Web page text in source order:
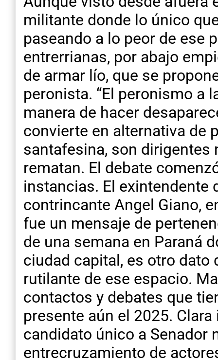
militante donde lo único
paseando a lo peor de ese
entrerrianas, por abajo
de armar lío, que se
peronista. “El peronismo a
manera de hacer
convierte en alternativa de
santafesina, son dirigentes
rematan. El debate
instancias. El exintendente
contrincante Angel Giano,
fue un mensaje de
de una semana en Paraná
ciudad capital, es otro dato
rutilante de ese espacio.
contactos y debates que
presente aún el 2025.
candidato único a Senador
entrecruzamiento de